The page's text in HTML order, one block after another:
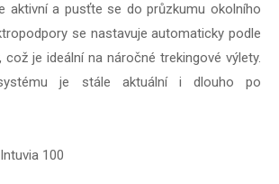
aktivní a pusťte se do průzkumu okolního
se nastavuje automaticky podle
což je ideální na náročné trekingové výlety.
je stále aktuální i dlouho po